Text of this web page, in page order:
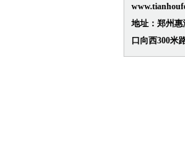
地址：郑州
口向西300米